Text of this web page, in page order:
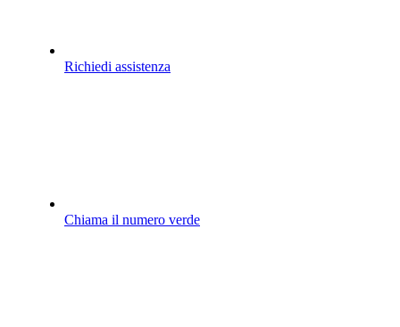
Richiedi assistenza
Chiama il numero verde